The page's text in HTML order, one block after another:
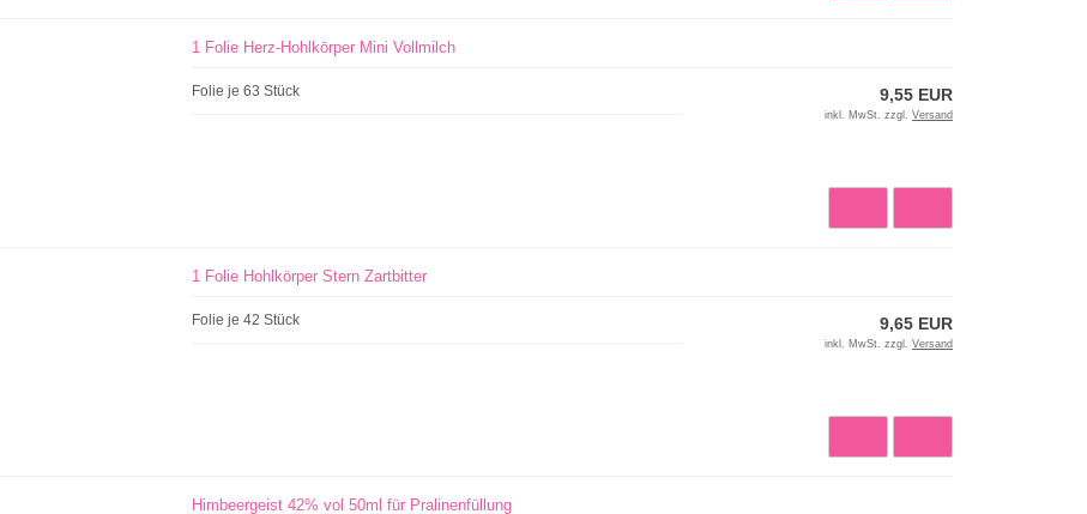
1 Folie Herz-Hohlkörper Mini Vollmilch
Folie je 63 Stück 9,55 EUR
inkl. MwSt. zzgl. Versand
1 Folie Hohlkörper Stern Zartbitter
Folie je 42 Stück 9,65 EUR
inkl. MwSt. zzgl. Versand
Himbeergeist 42% vol 50ml für Pralinenfüllung